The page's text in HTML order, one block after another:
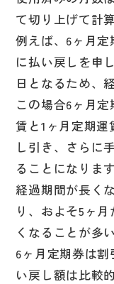
て切り上げて計
例えば、6ヶ月定
に払い戻しを申
日となるため、
この場合6ヶ月
賃と1ヶ月定期
し引き、さらに
ることになります
経過期間が長く
り、およそ5ヶ
くなることが多
6ヶ月定期券は
い戻し額は比較